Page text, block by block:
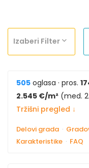
Izaberi Filter
505 oglasa · pros.
2.545 €/m² (med.
Tržišni pregled ↓
Delovi grada ·
Karakteristike · FAQ